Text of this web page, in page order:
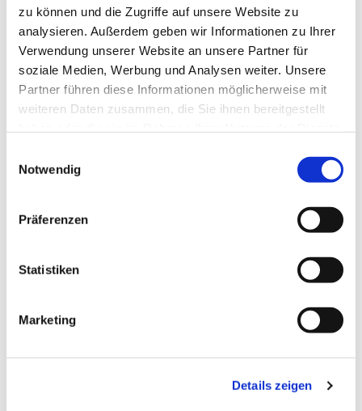
zu können und die Zugriffe auf unsere Website zu
analysieren. Außerdem geben wir Informationen zu Ihrer
Verwendung unserer Website an unsere Partner für
soziale Medien, Werbung und Analysen weiter. Unsere
Partner führen diese Informationen möglicherweise mit
weiteren Daten zusammen, die Sie ihnen bereitgestellt
Notwendig
Präferenzen
Statistiken
Marketing
Details zeigen
Gemeindehaus der Paul-Gerhardt-